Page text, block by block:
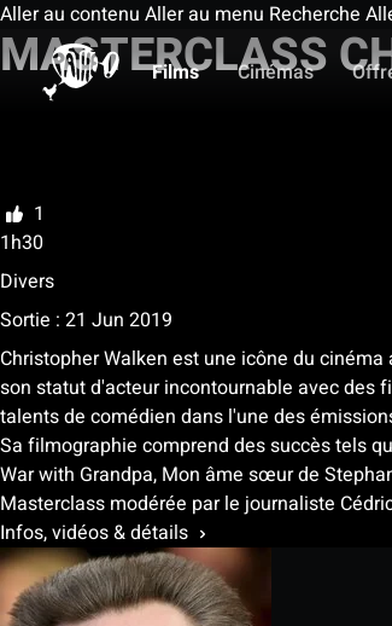
Aller au contenu Aller au menu Recherche
Films
Cinémas
MASTERCLASS
1
1h30
Divers
Sortie : 21 Jun 2019
Christopher Walken est une icône du
son statut d'acteur incontournable avec des
talents de comédien dans l'une des
Sa filmographie comprend des succès tels
War with Grandpa, Mon âme sœur de
Masterclass modérée par le journaliste
Infos, vidéos & détails